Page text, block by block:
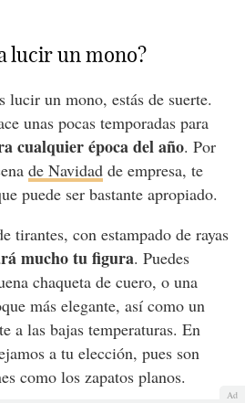
lucir un mono?
lucir un mono, estás de suerte.
unas pocas temporadas para
cualquier época del año. Por
de Navidadde empresa, te
puede ser bastante apropiado.
tirantes, con estampado de rayas
mucho tu figura. Puedes
chaqueta de cuero, o una
más elegante, así como un
a las bajas temperaturas. En
a tu elección, pues son
como los zapatos planos.
Ad